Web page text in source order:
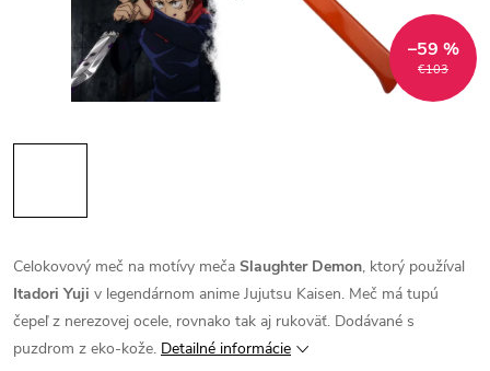
€103
–59 %
Celokovový meč na motívy meča Slaughter Demon, ktorý používal
Itadori Yuji v legendárnom anime Jujutsu Kaisen. Meč má tupú
čepeľ z nerezovej ocele, rovnako tak aj rukoväť. Dodávané s
puzdrom z eko-kože. Detailné informácie